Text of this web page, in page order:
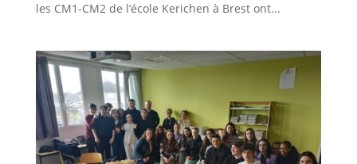
les CM1-CM2 de l’école Kerichen à Brest ont...